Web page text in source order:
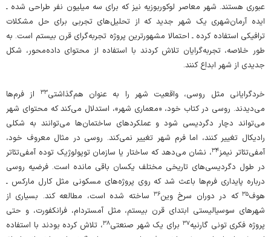
عبوری هستند. شهر معاصر لوکوربوزیه نیز که برای سه میلیون نفر طراحی شده ـ
ایده‌ آرمان‌شهری یک شهر جدید که از تحلیل‌های تجربی برای حل مشکلات
ترافیکی استفاده کرده ـ احتمالا مشهورترین پروژه‌ تجربه‌گرای قرن بیستم است. به
طور خلاصه، تجربه‌گرایان تلاش کردند با استفاده از محتوای داده‌محور، شکل
جدیدی از شهر ابداع کنند.
خردگرایانی مثل روسی، واقعیت شهر را به عنوان هم‌گذاشتی۳۳
از فرم‌ها
می‌دیدند. روسی در کتاب خود، «معماری شهر»، استدلال می‌کند که محتوای شهر
می‌تواند دچار دگردیسی شود و عملکردهای ساختمان‌ها می‌توانند به شکلی
رادیکال تغییر کنند، اما فرم شهر تغییر نمی‌کند. روسی در مثال معروف خود،
آمفی‌تئاتر نیمز۳۴، نشان می‌دهد که ساختار یا سازمان توپولوژیک توده‌ آمفی‌تئاتر
در طول دگردیسی‌های تاریخی مختلف یکسان باقی مانده است. فرضیه‌ روسی
درباره‌ پایداری فرم‌ها باعث شد که روی پروژه‌های مسکونی مثل کارل مارکس ـ
هوف۳۵ که در دوران سرخ وین۳۶ ساخته شده است، مطالعه کند. بسیاری از
شهرهای سوسیالیستی ابتدای قرن بیستم، مثل آمستردام، فرانکفورت، و حتی
پروژه‌ فکری تونی گارنیه۳۷ برای یک شهر صنعتی۳۸، تلاش کرده بودند با استفاده